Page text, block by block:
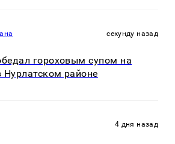
секунду назад
гороховым супом на
Нурлатском районе
4 дня назад